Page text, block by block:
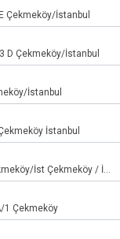
Çekmeköy/İstanbul
D Çekmeköy/İstanbul
İstanbul
İstanbul
Sultançiftliği Mah. Turgut Özal Blv. No:133 Çekmeköy/İst Çekmeköy / İstanbul
1 Çekmeköy